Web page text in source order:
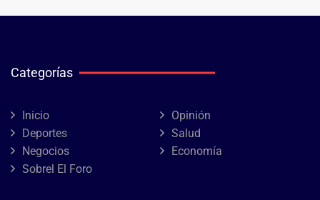
Categorías
Inicio
Opinión
Deportes
Salud
Negocios
Economía
Sobrel El Foro